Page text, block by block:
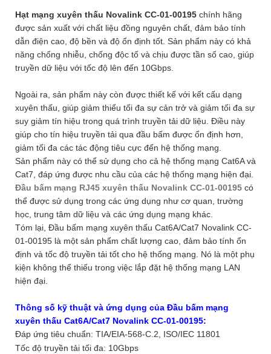
Hạt mạng xuyên thấu Novalink CC-01-00195 chính hãng
được sản xuất với chất liệu đồng nguyên chất, đảm bảo tính
dẫn điện cao, độ bền và độ ổn định tốt. Sản phẩm này có khả
năng chống nhiễu, chống độc tố và chịu được tần số cao, giúp
truyền dữ liệu với tốc độ lên đến 10Gbps.
Ngoài ra, sản phẩm này còn được thiết kế với kết cấu dạng
xuyên thấu, giúp giảm thiểu tối đa sự cản trở và giảm tối đa sự
suy giảm tín hiệu trong quá trình truyền tải dữ liệu. Điều này
giúp cho tín hiệu truyền tải qua đầu bấm được ổn định hơn,
giảm tối đa các tác động tiêu cực đến hệ thống mạng.
Sản phẩm này có thể sử dụng cho cả hệ thống mạng Cat6A và
Cat7, đáp ứng được nhu cầu của các hệ thống mạng hiện đại.
Đầu bấm mạng RJ45 xuyên thấu Novalink CC-01-00195 có
thể được sử dụng trong các ứng dụng như cơ quan, trường
học, trung tâm dữ liệu và các ứng dụng mạng khác.
Tóm lại, Đầu bấm mạng xuyên thấu Cat6A/Cat7 Novalink CC-
01-00195 là một sản phẩm chất lượng cao, đảm bảo tính ổn
định và tốc độ truyền tải tốt cho hệ thống mạng. Nó là một phụ
kiện không thể thiếu trong việc lắp đặt hệ thống mạng LAN
hiện đại.
Thông số kỹ thuật và ứng dụng của Đầu bấm mạng
xuyên thấu Cat6A/Cat7 Novalink CC-01-00195:
Đáp ứng tiêu chuẩn: TIA/EIA-568-C.2, ISO/IEC 11801
Tốc độ truyền tải tối đa: 10Gbps